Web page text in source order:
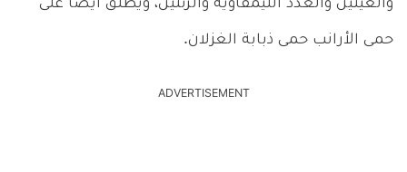
والعينين والغدد الليمفاوية والرئتين، ويُطلق أيضًا على
حمى الأرانب حمى ذبابة الغزلان.
ADVERTISEMENT